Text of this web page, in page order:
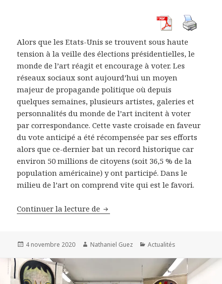
Alors que les Etats-Unis se trouvent sous haute
tension à la veille des élections présidentielles, le
monde de l’art réagit et encourage à voter. Les
réseaux sociaux sont aujourd’hui un moyen
majeur de propagande politique où depuis
quelques semaines, plusieurs artistes, galeries et
personnalités du monde de l’art incitent à voter
par correspondance. Cette vaste croisade en faveur
du vote anticipé a été récompensée par ses efforts
alors que ce-dernier bat un record historique car
environ 50 millions de citoyens (soit 36,5 % de la
population américaine) y ont participé. Dans le
milieu de l’art on comprend vite qui est le favori.
Continuer la lecture de Le monde de l’art à l’heure
Publié
4 novembre 2020 Auteur
Nathaniel Guez Catégories
Actualités